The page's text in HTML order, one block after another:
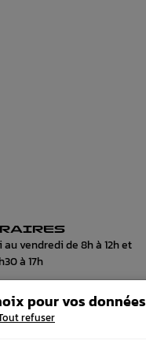
au vendredi de 8h à 12h et
à 17h
pour vos données
refuser